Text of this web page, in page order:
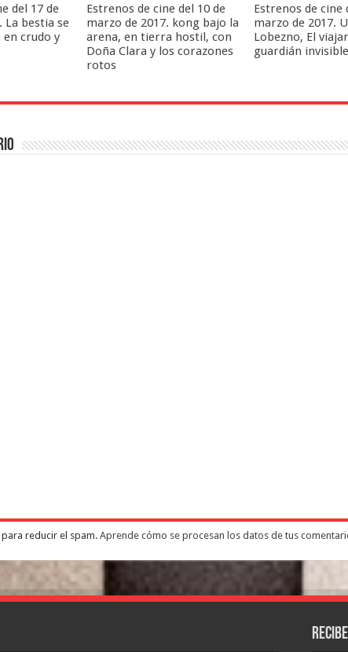
del 17 de
La bestia se
en crudo y
Estrenos de cine del 10 de
marzo de 2017. kong bajo la
arena, en tierra hostil, con
Doña Clara y los corazones
rotos
Estrenos de cine
marzo de 2017.
Lobezno, El
guardián invisible
para reducir el spam. Aprende cómo se procesan los datos de tus